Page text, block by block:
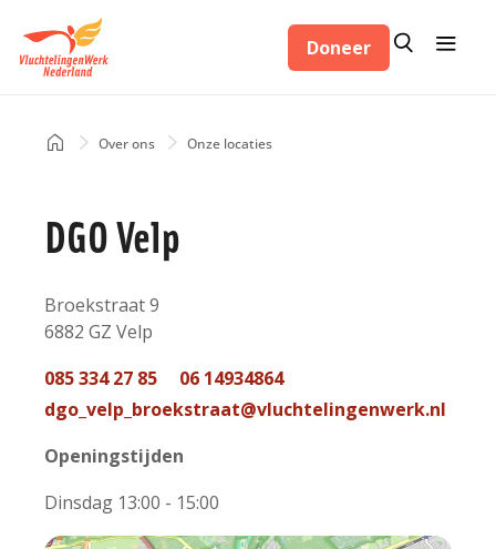
inhoud
Doneer Zoeken
Zoeken
HomeOver ons Onze locaties
DGO Velp
Broekstraat 9
6882 GZ Velp
Telefoon
contact
085 334 27 85
06 14934864
Mail
dgo_velp_broekstraat@vluchtelingenwerk.nl
Openingstijden
Dinsdag 13:00 - 15:00